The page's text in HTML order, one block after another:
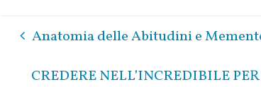
oo
k
te
r
s
A
p
l y
Li
n
e
Anatomia delle Abitudini e
CREDERE NELL’INCREDIBILE